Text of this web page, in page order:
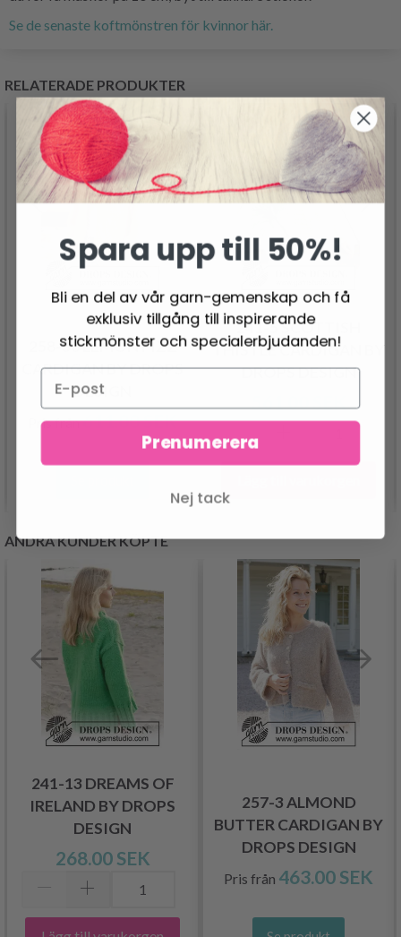
Se de senaste koftmönstren för kvinnor här.
RELATERADE PRODUKTER
258-30 LEMON FIZZ
CARDIGAN BY DROPS
DESIGN
Pris från611.00 SEK
241-5 SCOTTISH
THISTLE CARDIGAN BY
DROPS DESIGN
ANDRA KUNDER KÖPTE
241-13 DREAMS OF
IRELAND BY DROPS
DESIGN
268.00 SEK
257-3 ALMOND
BUTTER CARDIGAN BY
DROPS DESIGN
Pris från 463.00 SEK
Spara upp till 50%!
Bli en del av vår garn-gemenskap och få
exklusiv tillgång till inspirerande
stickmönster och specialerbjudanden!
Prenumerera
Nej tack